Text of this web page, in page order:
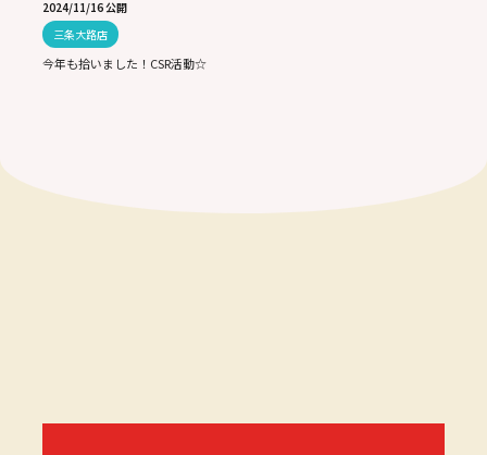
2024/11/16 公開
三条大路店
今年も拾いました！CSR活動☆